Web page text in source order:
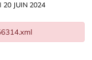
20 JUIN 2024